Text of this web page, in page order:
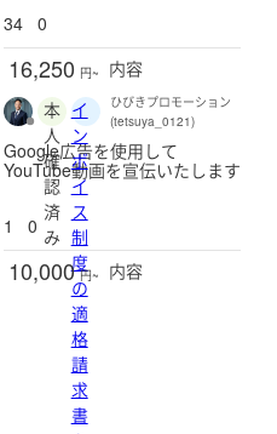
34
0
16,250 円~ 内容
本
人
確
認
済
み
イ
ン
ボ
イ
ス
制
度
の
適
格
請
求
書
ひびきプロモーション
(tetsuya_0121)
Google広告を使用して
YouTube動画を宣伝いたします
1 0
10,000 円~ 内容